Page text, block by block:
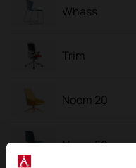
Whass
Trim
Noom 20
Noom 50